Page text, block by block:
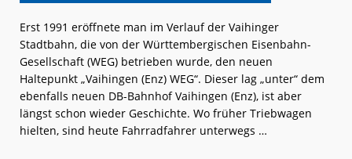
Erst 1991 eröffnete man im Verlauf der Vaihinger
Stadtbahn, die von der Württembergischen Eisenbahn-
Gesellschaft (WEG) betrieben wurde, den neuen
Haltepunkt „Vaihingen (Enz) WEG“. Dieser lag „unter“ dem
ebenfalls neuen DB-Bahnhof Vaihingen (Enz), ist aber
längst schon wieder Geschichte. Wo früher Triebwagen
hielten, sind heute Fahrradfahrer unterwegs …